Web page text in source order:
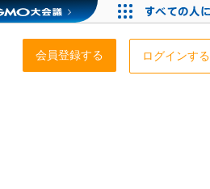
会員登録する ログインする